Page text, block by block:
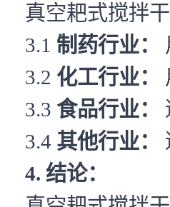
真空耙式搅拌
3.1 制药行业：
3.2 化工行业：
3.3 食品行业：
3.4 其他行业：
4. 结论：